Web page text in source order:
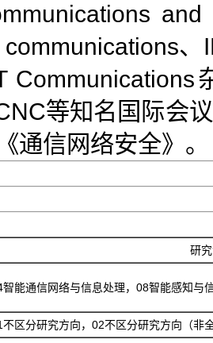
communications、
等知名国际会
通信网络安全》。
研
智能通信网络与信息处理，08智能感知与
不区分研究方向，02不区分研究方向（非